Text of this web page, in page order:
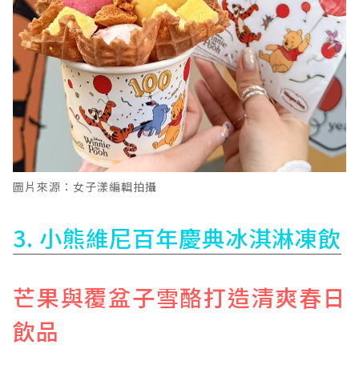
圖片來源：女子漾編輯拍攝
3. 小熊維尼百年慶典冰淇淋凍飲
芒果與覆盆子雪酪打造清爽春日
飲品